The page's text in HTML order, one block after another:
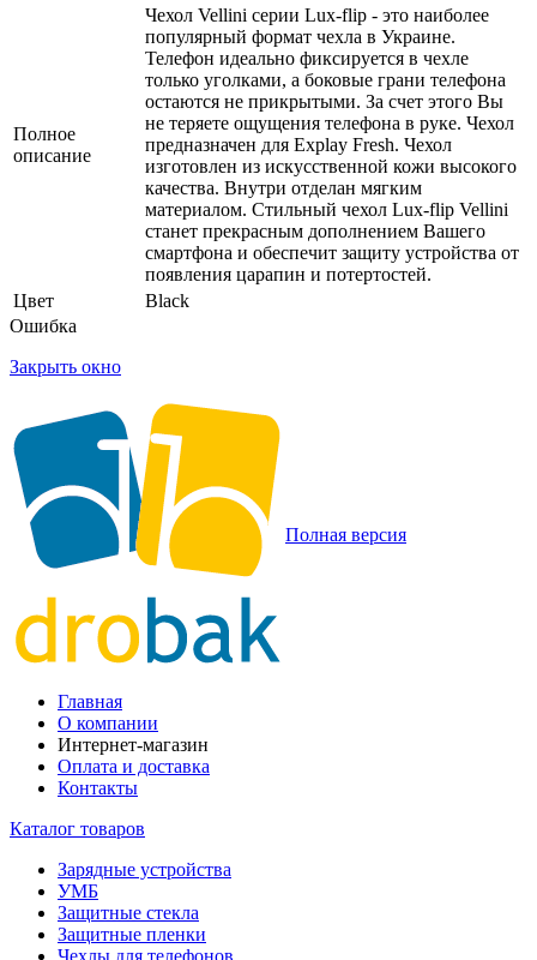
Полное
описание
Чехол Vellini серии Lux-flip - это наиболее
популярный формат чехла в Украине.
Телефон идеально фиксируется в чехле
только уголками, а боковые грани телефона
остаются не прикрытыми. За счет этого Вы
не теряете ощущения телефона в руке. Чехол
предназначен для Explay Fresh. Чехол
изготовлен из искусственной кожи высокого
качества. Внутри отделан мягким
материалом. Стильный чехол Lux-flip Vellini
станет прекрасным дополнением Вашего
смартфона и обеспечит защиту устройства от
появления царапин и потертостей.
Цвет
Black
Ошибка
Закрыть окно
Полная версия
Главная
О компании
Интернет-магазин
Оплата и доставка
Контакты
Каталог товаров
Зарядные устройства
УМБ
Защитные стекла
Защитные пленки
Чехлы для телефонов